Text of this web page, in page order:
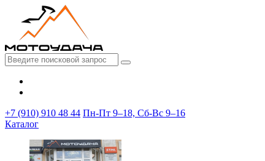
+7 (910) 910 48 44 Пн-Пт 9–18, Сб-Вс 9–16
Каталог